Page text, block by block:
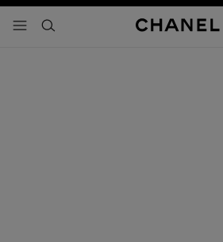
選單 - 主導覽
- 主選單搜尋